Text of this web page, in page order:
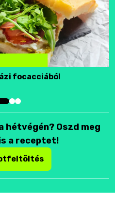
focacciából
Oszd meg
a receptet!